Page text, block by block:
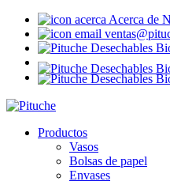
Acerca de
Productos
Vasos
Bolsas de papel
Envases